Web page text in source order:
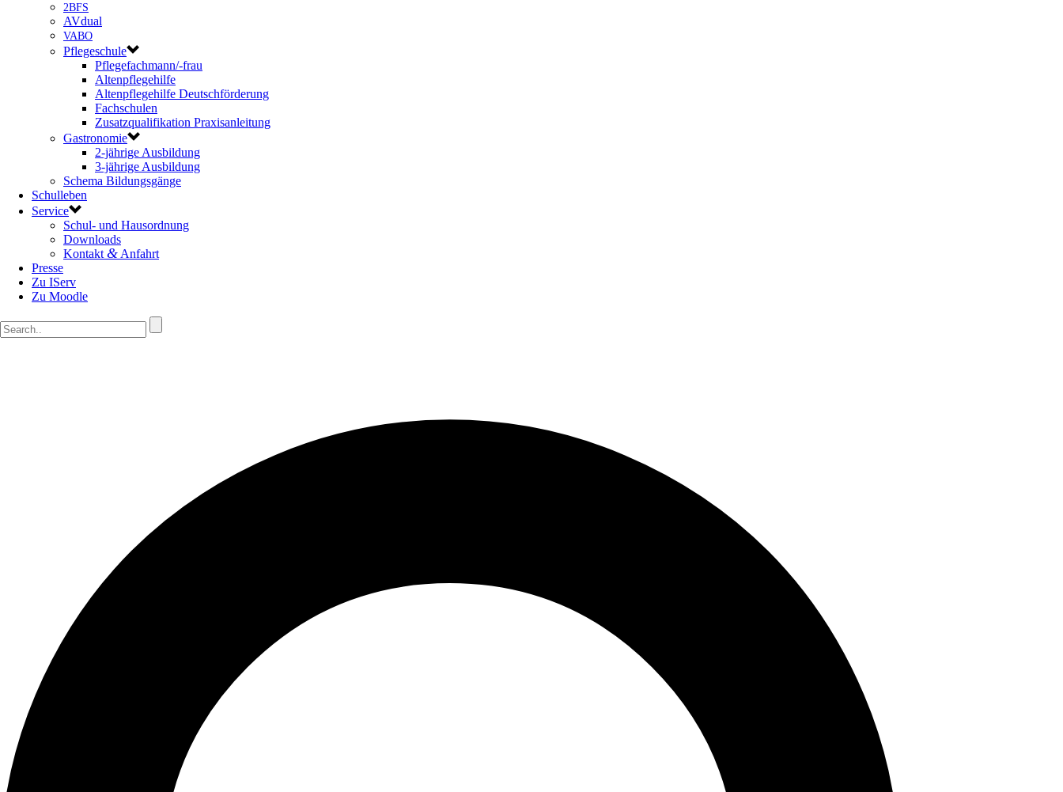
2BFS
AVdual
VABO
Pflegeschule
Pflegefachmann/-frau
Altenpflegehilfe
Altenpflegehilfe Deutschförderung
Fachschulen
Zusatzqualifikation Praxisanleitung
Gastronomie
2-jährige Ausbildung
3-jährige Ausbildung
Schema Bildungsgänge
Schulleben
Service
Schul- und Hausordnung
Downloads
Kontakt & Anfahrt
Presse
Zu IServ
Zu Moodle